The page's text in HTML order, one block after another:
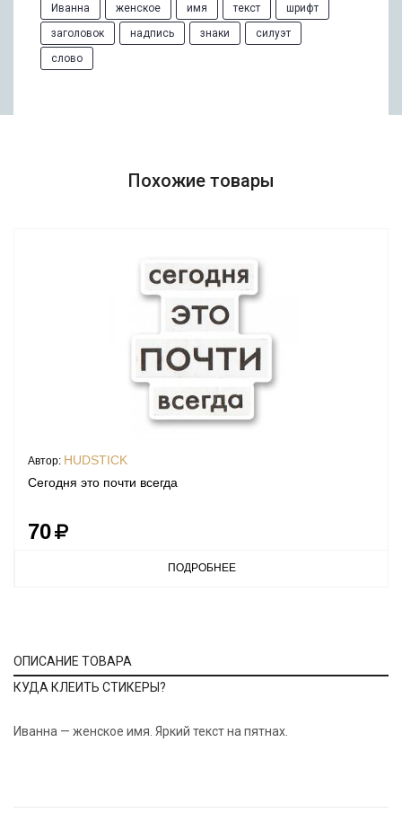
Иванна женское имя текст
шрифт
заголовок
надпись знаки
силуэт
слово
Похожие товары
Автор: HUDSTICK
Сегодня это почти всегда
70
ПОДРОБНЕЕ
ОПИСАНИЕ ТОВАРА
КУДА КЛЕИТЬ СТИКЕРЫ?
Иванна — женское имя. Яркий текст на пятнах.